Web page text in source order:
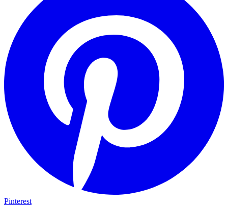
Pinterest